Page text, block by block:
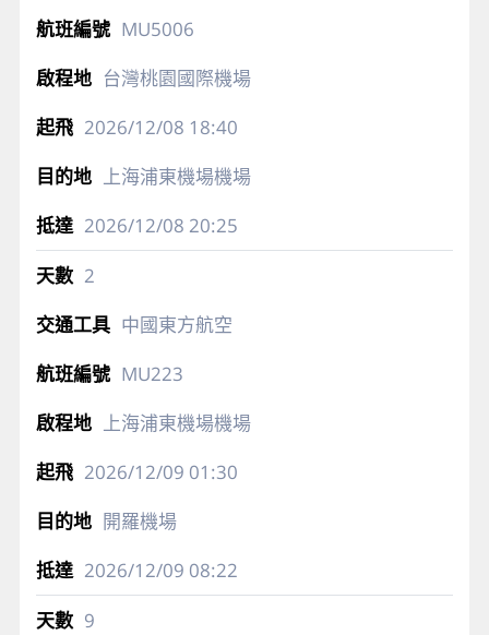
MU5006
台灣桃園國際機場
2026/12/08 18:40
上海浦東機場機場
2026/12/08 20:25
2
中國東方航空
MU223
上海浦東機場機場
2026/12/09 01:30
開羅機場
2026/12/09 08:22
9